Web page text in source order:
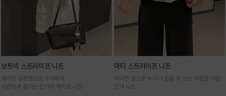
보트넥 스트라이프 니트
케이프 실루엣으로 우아하게
시원하게 즐기는 단가라 케이프 니트
마티 스트라이프 니트
넉넉한 핏으로 누구나 입을 수 있는 여름철 라운
드넥 니트